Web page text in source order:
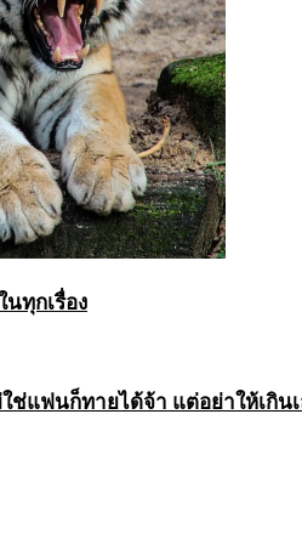
นทุกเรื่อง
ช่แฟนก็ทายได้จ้า แต่อย่าให้เกิน